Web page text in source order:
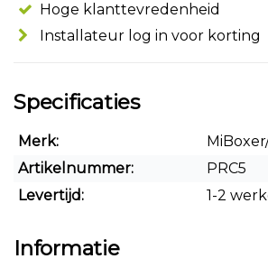
Hoge klanttevredenheid
Installateur log in voor korting
Specificaties
Merk:
Artikelnummer:
PRC5
Levertijd:
1-2
Informatie